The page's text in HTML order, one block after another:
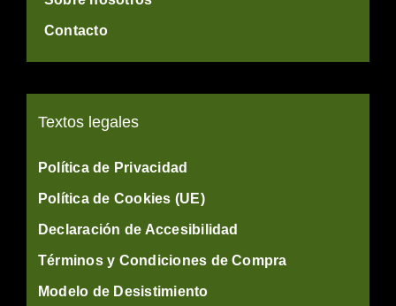
Contacto
Textos legales
Política de Privacidad
Política de Cookies (UE)
Declaración de Accesibilidad
Términos y Condiciones de Compra
Modelo de Desistimiento